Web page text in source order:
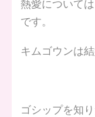
熱愛について
です。
キムゴウンは
ゴシップを知